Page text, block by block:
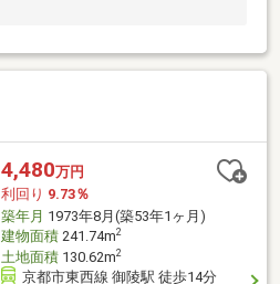
4,480万円
利回り 9.73％
築年月 1973年8月(築53年1ヶ月)
建物面積241.74m2
土地面積130.62m2
京都市東西線 御陵駅 徒歩14分